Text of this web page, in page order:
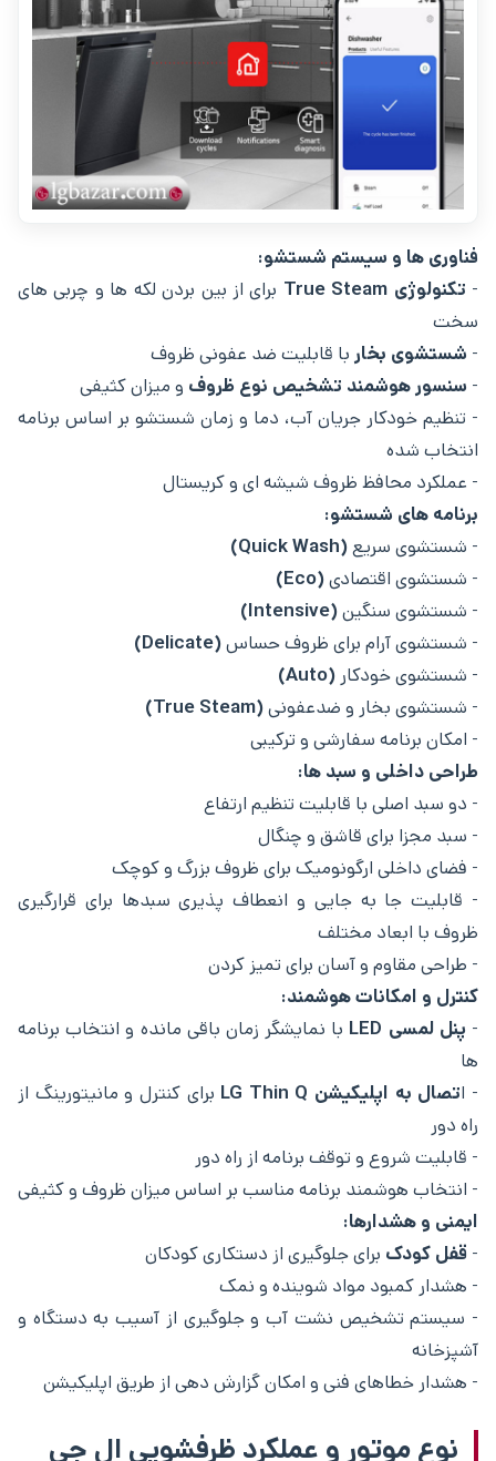
فناوری‌ ها و سیستم شستشو:
- تکنولوژی True Steam
برای از بین بردن لکه‌ ها و چربی‌ های
سخت
- شستشوی بخار با قابلیت ضد عفونی ظروف
- سنسور هوشمند تشخیص نوع ظروف و میزان کثیفی
- تنظیم خودکار جریان آب، دما و زمان شستشو بر اساس برنامه
انتخاب شده
- عملکرد محافظ ظروف شیشه ‌ای و کریستال
برنامه ‌های شستشو:
- شستشوی سریع(Quick Wash)
- شستشوی اقتصادی(Eco)
- شستشوی سنگین(Intensive)
- شستشوی آرام برای ظروف حساس(Delicate)
- شستشوی خودکار (Auto)
- شستشوی بخار و ضدعفونی(True Steam)
- امکان برنامه سفارشی و ترکیبی
طراحی داخلی و سبد ها:
- دو سبد اصلی با قابلیت تنظیم ارتفاع
- سبد مجزا برای قاشق و چنگال
- فضای داخلی ارگونومیک برای ظروف بزرگ و کوچک
- قابلیت جا به‌ جایی و انعطاف ‌پذیری سبدها برای قرارگیری
ظروف با ابعاد مختلف
- طراحی مقاوم و آسان برای تمیز کردن
کنترل و امکانات هوشمند:
- پنل لمسی LED
با نمایشگر زمان باقی‌ مانده و انتخاب برنامه‌
ها
- اتصال به اپلیکیشن LG Thin Q
برای کنترل و مانیتورینگ از
راه دور
- قابلیت شروع و توقف برنامه از راه دور
- انتخاب هوشمند برنامه مناسب بر اساس میزان ظروف و کثیفی
ایمنی و هشدارها:
- قفل کودک برای جلوگیری از دستکاری کودکان
- هشدار کمبود مواد شوینده و نمک
- سیستم تشخیص نشت آب و جلوگیری از آسیب به دستگاه و
آشپزخانه
- هشدار خطاهای فنی و امکان گزارش‌ دهی از طریق اپلیکیشن
نوع موتور و عملکرد ظرفشویی ال جی